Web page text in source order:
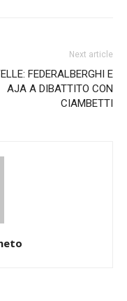
Next article
FEDERALBERGHI E
AJA A DIBATTITO CON
CIAMBETTI